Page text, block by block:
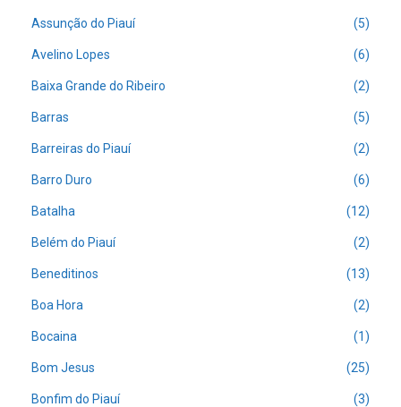
Assunção do Piauí (5)
Avelino Lopes (6)
Baixa Grande do Ribeiro (2)
Barras (5)
Barreiras do Piauí (2)
Barro Duro (6)
Batalha (12)
Belém do Piauí (2)
Beneditinos (13)
Boa Hora (2)
Bocaina (1)
Bom Jesus (25)
Bonfim do Piauí (3)